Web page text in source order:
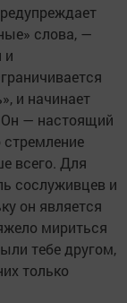
слова, —
и
и начинает
Он — настоящий
стремление
всего. Для
сослуживцев и
он является
мириться
тебе другом,
только